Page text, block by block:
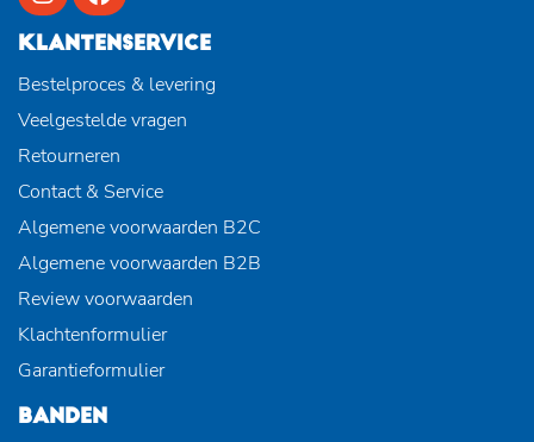
KLANTENSERVICE
Bestelproces & levering
Veelgestelde vragen
Retourneren
Contact & Service
Algemene voorwaarden B2C
Algemene voorwaarden B2B
Review voorwaarden
Klachtenformulier
Garantieformulier
BANDEN